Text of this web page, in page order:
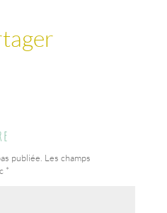
publiée. Les champs
*